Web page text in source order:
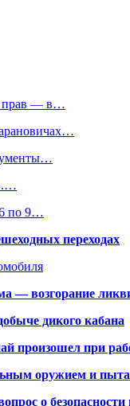
прав — в…
6 по 9…
переходах
— возгорание
дикого кабана
произошел при
оружием и
о безопасности